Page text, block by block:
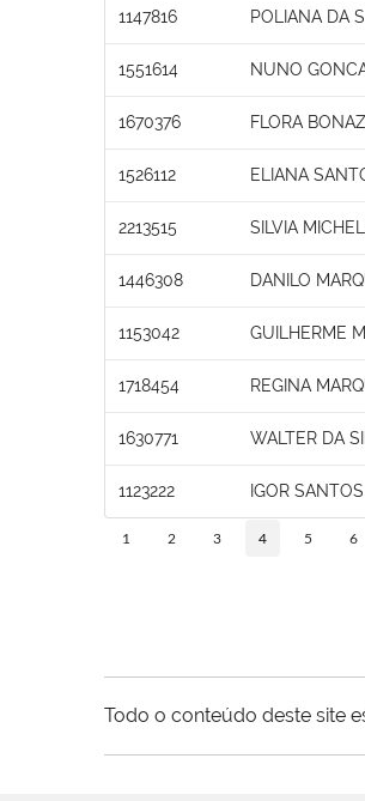
1147816 POLIANA DA
1551614 NUNO
1670376 FLORA
1526112 ELIANA
2213515 SILVIA
1446308 DANILO
1153042 GUILHERME
1718454 REGINA
1630771 WALTER DA
1123222 IGOR SANTOS
1 2 3 4 5 6
Todo o conteúdo deste site